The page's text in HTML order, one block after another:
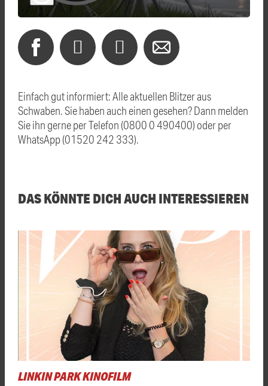
Einfach gut informiert: Alle aktuellen Blitzer aus
Schwaben. Sie haben auch einen gesehen? Dann melden
Sie ihn gerne per Telefon (0800 0 490400) oder per
WhatsApp (01520 242 333).
DAS KÖNNTE DICH AUCH INTERESSIEREN
LINKIN PARK KINOFILM